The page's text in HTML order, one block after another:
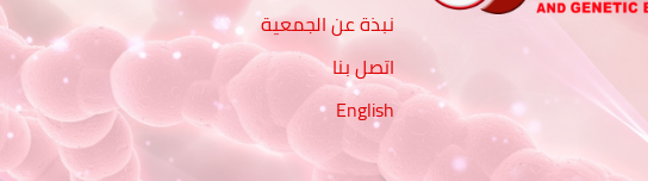
نبذة عن الجمعية
اتصل بنا
English